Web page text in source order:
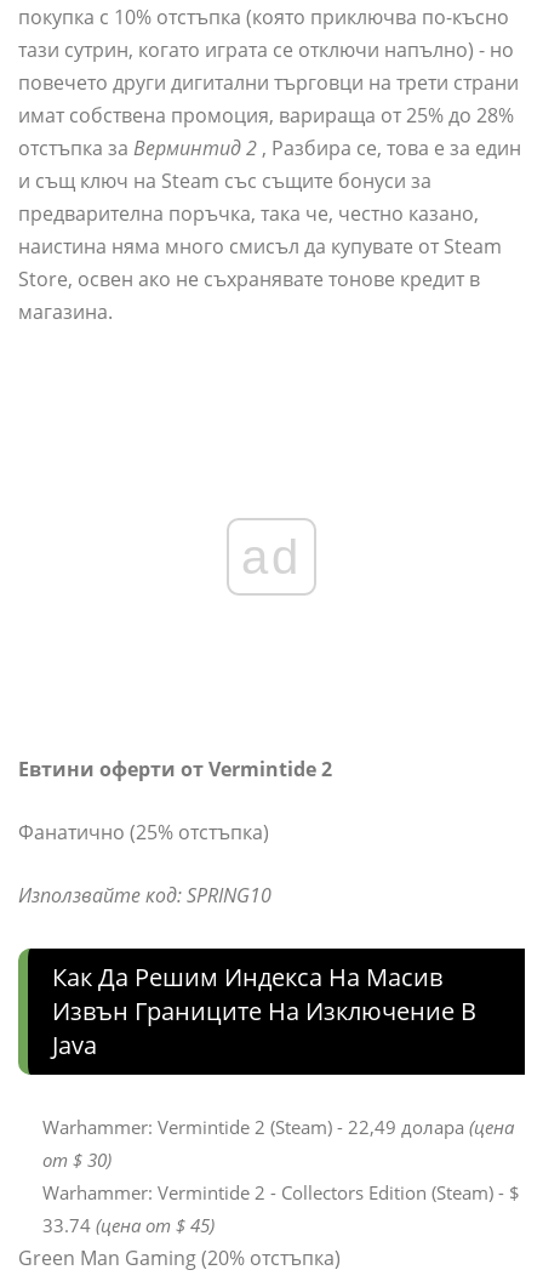
покупка с 10% отстъпка (която приключва по-късно
тази сутрин, когато играта се отключи напълно) - но
повечето други дигитални търговци на трети страни
имат собствена промоция, варираща от 25% до 28%
отстъпка за Верминтид 2 , Разбира се, това е за един
и същ ключ на Steam със същите бонуси за
предварителна поръчка, така че, честно казано,
наистина няма много смисъл да купувате от Steam
Store, освен ако не съхранявате тонове кредит в
магазина.
ad
Евтини оферти от Vermintide 2
Фанатично (25% отстъпка)
Използвайте код: SPRING10
Как Да Решим Индекса На Масив
Извън Границите На Изключение В
Java
Warhammer: Vermintide 2 (Steam) - 22,49 долара (цена
от $ 30)
Warhammer: Vermintide 2 - Collectors Edition (Steam) - $
33.74 (цена от $ 45)
Green Man Gaming (20% отстъпка)